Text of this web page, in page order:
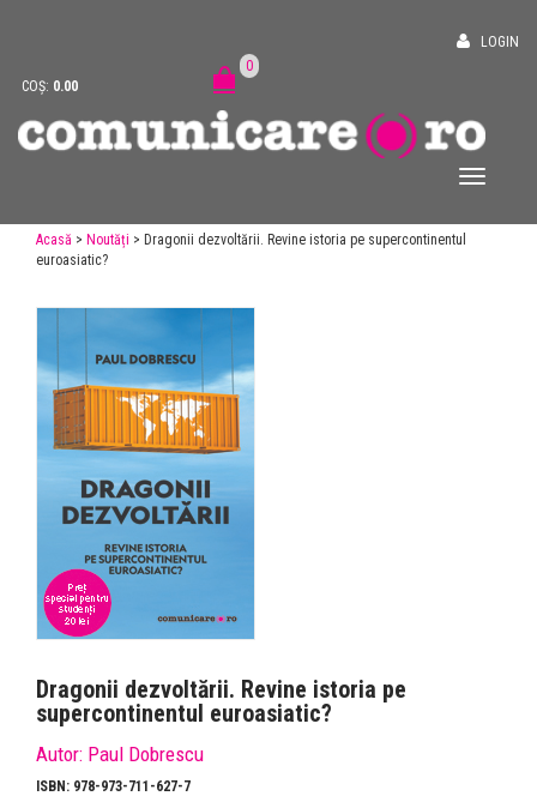
LOGIN
COȘ: 0.00
0
Acasă > Noutăți > Dragonii dezvoltării. Revine istoria pe supercontinentul
euroasiatic?
Dragonii dezvoltării. Revine istoria pe
supercontinentul euroasiatic?
Autor: Paul Dobrescu
ISBN: 978-973-711-627-7